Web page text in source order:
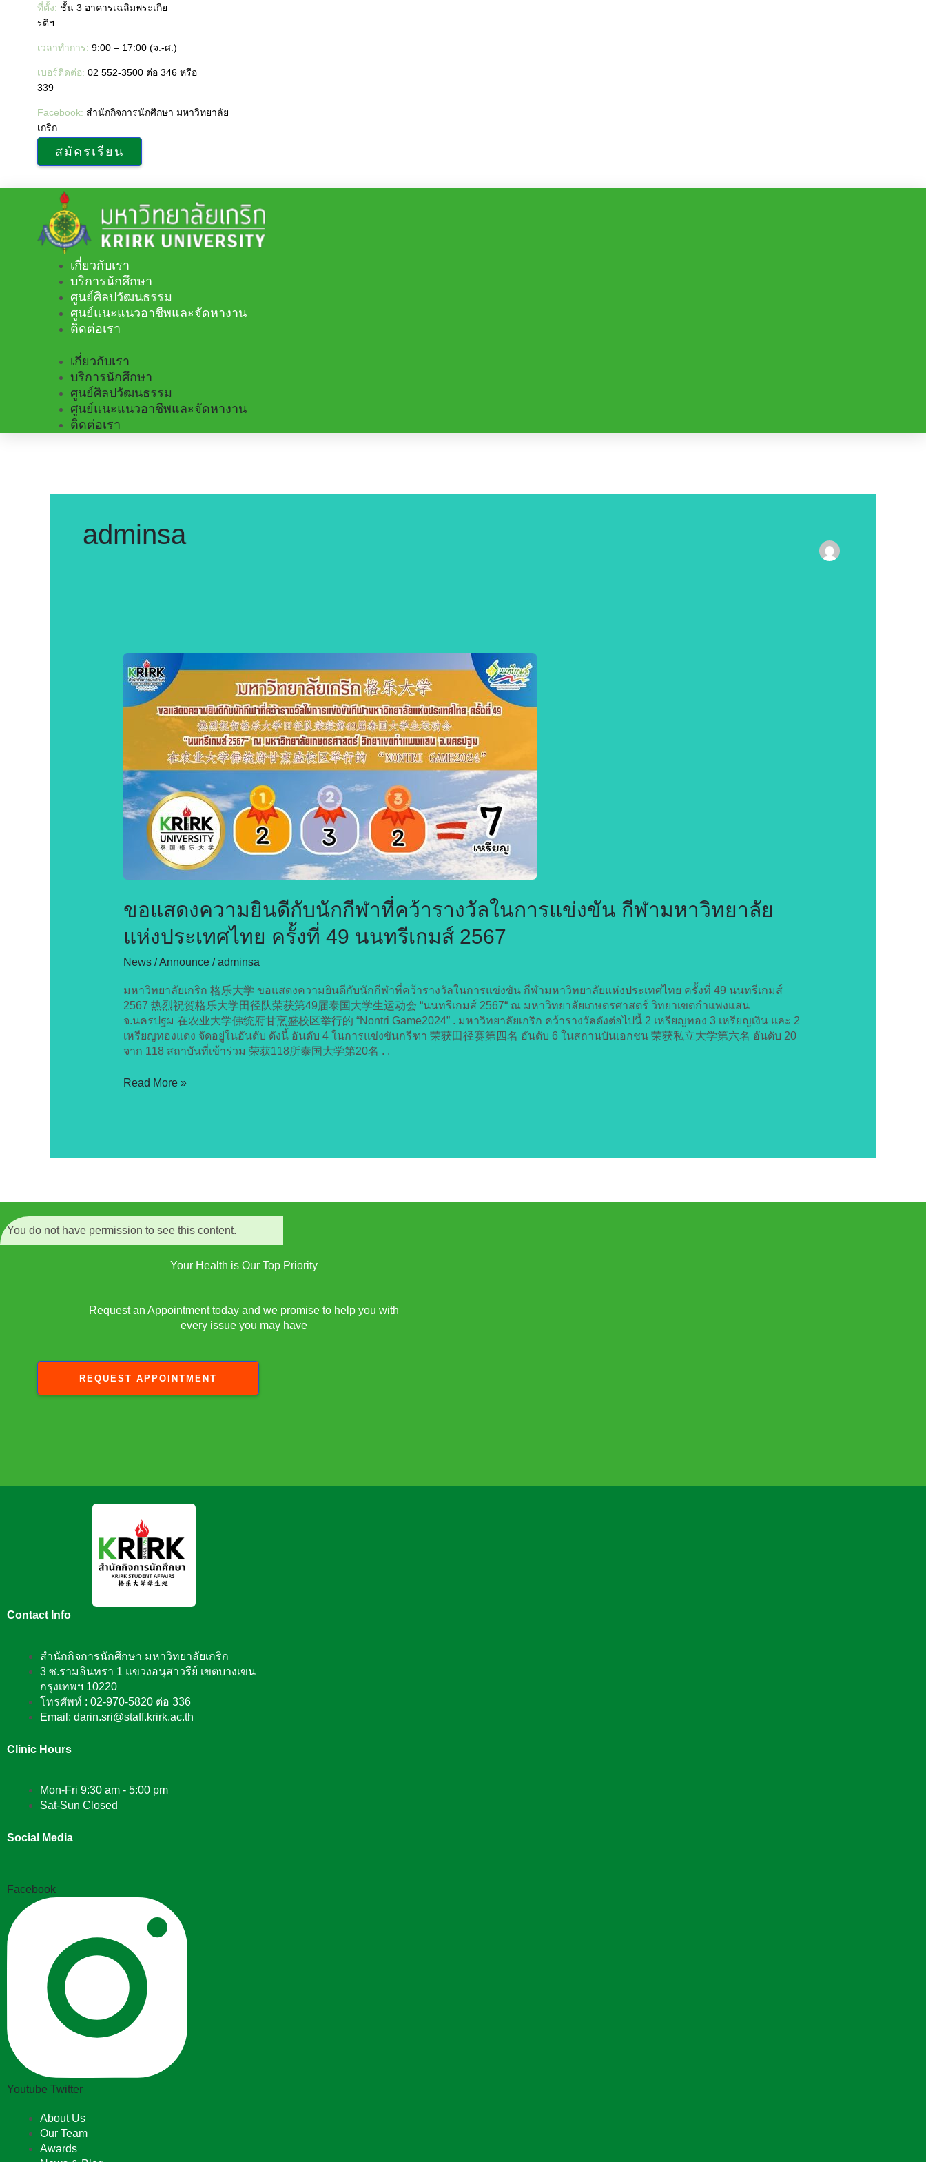
ที่ตั้ง: ชั้น 3 อาคารเฉลิมพระเกีย
รติฯ
เวลาทำการ: 9:00 – 17:00 (จ.-ศ.)
เบอร์ติดต่อ: 02 552-3500 ต่อ 346 หรือ
339
Facebook: สำนักกิจการนักศึกษา มหาวิทยาลัย
เกริก
สมัครเรียน
เกี่ยวกับเรา
บริการนักศึกษา
ศูนย์ศิลปวัฒนธรรม
ศูนย์แนะแนวอาชีพและจัดหางาน
ติดต่อเรา
เกี่ยวกับเรา
บริการนักศึกษา
ศูนย์ศิลปวัฒนธรรม
ศูนย์แนะแนวอาชีพและจัดหางาน
ติดต่อเรา
adminsa
ขอแสดงความยินดีกับนักกีฬาที่คว้ารางวัลในการแข่งขัน กีฬามหาวิทยาลัย
แห่งประเทศไทย ครั้งที่ 49 นนทรีเกมส์ 2567
News / Announce/adminsa
มหาวิทยาลัยเกริก 格乐大学 ขอแสดงความยินดีกับนักกีฬาที่คว้ารางวัลในการแข่งขัน กีฬามหาวิทยาลัยแห่งประเทศไทย ครั้งที่ 49 นนทรีเกมส์
2567 热烈祝贺格乐大学田径队荣获第49届泰国大学生运动会 “นนทรีเกมส์ 2567“ ณ มหาวิทยาลัยเกษตรศาสตร์ วิทยาเขตกำแพงแสน
จ.นครปฐม 在农业大学佛统府甘烹盛校区举行的 “Nontri Game2024” . มหาวิทยาลัยเกริก คว้ารางวัลดังต่อไปนี้ 2 เหรียญทอง 3 เหรียญเงิน และ 2
เหรียญทองแดง จัดอยู่ในอันดับ ดังนี้ อันดับ 4 ในการแข่งขันกรีฑา 荣获田径赛第四名 อันดับ 6 ในสถานบันเอกชน 荣获私立大学第六名 อันดับ 20
จาก 118 สถาบันที่เข้าร่วม 荣获118所泰国大学第20名 . .
ขอ
แสดง
ความ
ยินดี
คว้า
รางวัล
ใน
การ
แข่งขัน
มหาวิทยาลัย
ที่
49
นนทรี
เกมส์
Read More »
You do not have permission to see this content.
Your Health is Our Top Priority
Request an Appointment today and we promise to help you with
every issue you may have
REQUEST APPOINTMENT
Contact Info
สำนักกิจการนักศึกษา มหาวิทยาลัยเกริก
3 ซ.รามอินทรา 1 แขวงอนุสาวรีย์ เขตบางเขน
กรุงเทพฯ 10220
โทรศัพท์ : 02-970-5820 ต่อ 336
Email: darin.sri@staff.krirk.ac.th
Clinic Hours
Mon-Fri 9:30 am - 5:00 pm
Sat-Sun Closed
Social Media
Facebook
Youtube Twitter
About Us
Our Team
Awards